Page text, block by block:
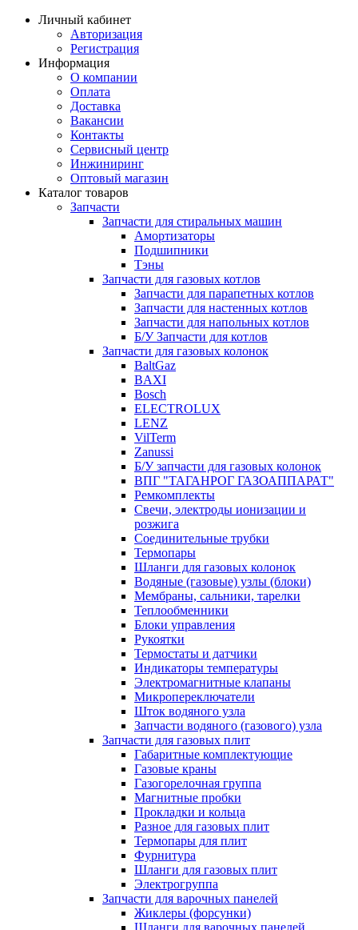
Личный кабинет
Авторизация
Регистрация
Информация
О компании
Оплата
Доставка
Вакансии
Контакты
Сервисный центр
Инжиниринг
Оптовый магазин
Каталог товаров
Запчасти
Запчасти для стиральных машин
Амортизаторы
Подшипники
Тэны
Запчасти для газовых котлов
Запчасти для парапетных котлов
Запчасти для настенных котлов
Запчасти для напольных котлов
Б/У Запчасти для котлов
Запчасти для газовых колонок
BaltGaz
BAXI
Bosch
ELECTROLUX
LENZ
VilTerm
Zanussi
Б/У запчасти для газовых колонок
ВПГ "ТАГАНРОГ ГАЗОАППАРАТ"
Ремкомплекты
Свечи, электроды ионизации и
розжига
Соединительные трубки
Термопары
Шланги для газовых колонок
Водяные (газовые) узлы (блоки)
Мембраны, сальники, тарелки
Теплообменники
Блоки управления
Рукоятки
Термостаты и датчики
Индикаторы температуры
Электромагнитные клапаны
Микропереключатели
Шток водяного узла
Запчасти водяного (газового) узла
Запчасти для газовых плит
Габаритные комплектующие
Газовые краны
Газогорелочная группа
Магнитные пробки
Прокладки и кольца
Разное для газовых плит
Термопары для плит
Фурнитура
Шланги для газовых плит
Электрогруппа
Запчасти для варочных панелей
Жиклеры (форсунки)
Шланги для варочных панелей